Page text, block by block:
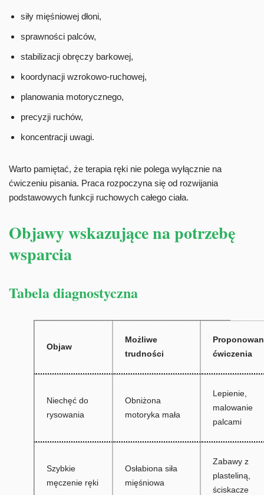
siły mięśniowej dłoni,
sprawności palców,
stabilizacji obręczy barkowej,
koordynacji wzrokowo-ruchowej,
planowania motorycznego,
precyzji ruchów,
koncentracji uwagi.
Warto pamiętać, że terapia ręki nie polega wyłącznie na
ćwiczeniu pisania. Praca rozpoczyna się od rozwijania
podstawowych funkcji ruchowych całego ciała.
Objawy wskazujące na potrzebę
wsparcia
Tabela diagnostyczna
Objaw
Możliwe
trudności
ćwiczenia
Niechęć do
rysowania
Obniżona
motoryka mała
Lepienie,
malowanie
palcami
Szybkie
męczenie ręki
Osłabiona siła
mięśniowa
Zabawy z
plasteliną,
ściskacze